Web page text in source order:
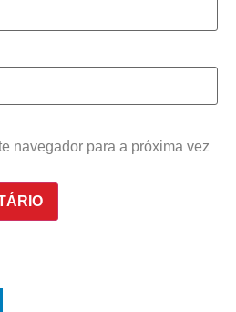
navegador para a próxima vez